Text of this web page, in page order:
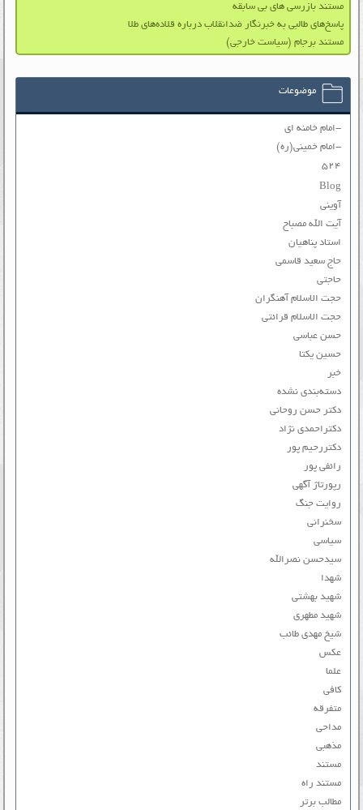
مستند بازرسی های بی سابقه
پاسخ‌های طالبی به خبرنگار ضدانقلاب درباره قلاده‌های طلا
مستند برجام (سیاست خارجی)
موضوعات
-امام خامنه ای
-امام خمینی(ره)
۵۲۴
Blog
آوینی
آیت الله مصباح
استاد پناهیان
حاج سعید قاسمی
حاجتی
حجت الاسلام آهنگران
حجت الاسلام قرائتی
حسن عباسی
حسین یکتا
خبر
دسته‌بندی نشده
دکتر حسن روحانی
دکتراحمدی نژاد
دکتررحیم پور
رائفی پور
رپورتاژ آگهی
روایت جنگ
سخنرانی
سیاسی
سیدحسن نصرالله
شهدا
شهید بهشتی
شهید مطهری
شیخ مهدی طائب
عکس
علما
کافی
متفرقه
مداحی
مذهبی
مستند
مستند راه
مطالب برتر